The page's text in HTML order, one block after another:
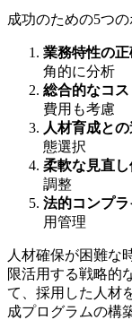
成功のための5つの
業務特性の
角的に分析
総合的なコ
費用も考慮
人材育成と
態選択
柔軟な見直し
調整
法的コンプ
用管理
人材確保が困難な
限活用する戦略的
て、採用した人材
成プログラムの構